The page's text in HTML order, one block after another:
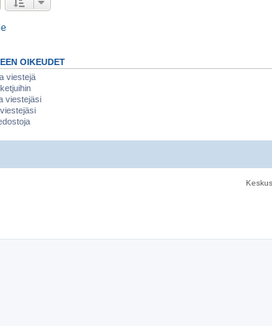
OIKEUDET
viestejä
viestejäsi